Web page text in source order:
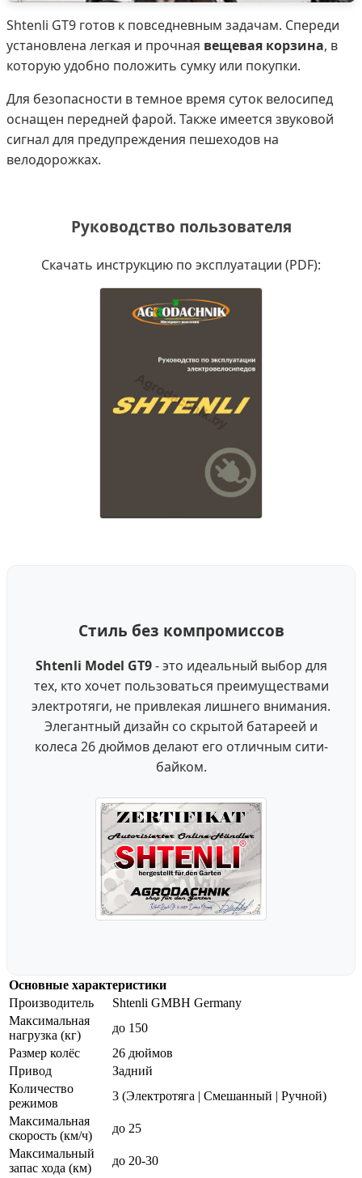
Shtenli GT9 готов к повседневным задачам. Спереди
установлена легкая и прочная вещевая корзина, в
которую удобно положить сумку или покупки.
Для безопасности в темное время суток велосипед
оснащен передней фарой. Также имеется звуковой
сигнал для предупреждения пешеходов на
велодорожках.
Руководство пользователя
Скачать инструкцию по эксплуатации (PDF):
Стиль без компромиссов
Shtenli Model GT9- это идеальный выбор для
тех, кто хочет пользоваться преимуществами
электротяги, не привлекая лишнего внимания.
Элегантный дизайн со скрытой батареей и
колеса 26 дюймов делают его отличным сити-
байком.
Основные характеристики
Производитель
Shtenli GMBH Germany
Максимальная
нагрузка (кг)
до 150
Размер колёс
26 дюймов
Привод
Задний
Количество
режимов
3 (Электротяга | Смешанный | Ручной)
Максимальная
скорость (км/ч)
до 25
Максимальный
запас хода (км)
до 20-30